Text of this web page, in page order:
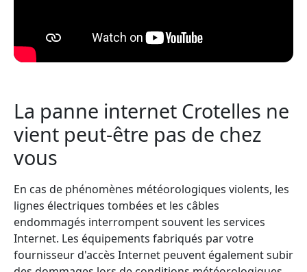
La panne internet Crotelles ne
vient peut-être pas de chez
vous
En cas de phénomènes météorologiques violents, les
lignes électriques tombées et les câbles
endommagés interrompent souvent les services
Internet. Les équipements fabriqués par votre
fournisseur d'accès Internet peuvent également subir